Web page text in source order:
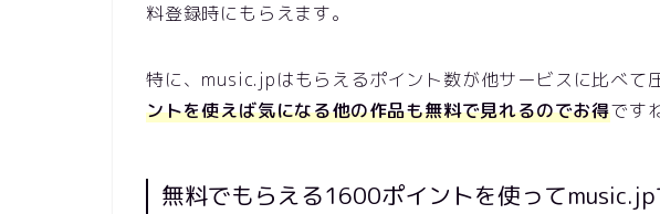
料登録時にもらえます。
特に、music.jpはもらえるポイント数が他サービスに比べて
ントを使えば気になる他の作品も無料で見れるのでお得です
無料でもらえる1600ポイントを使ってmusic.jp